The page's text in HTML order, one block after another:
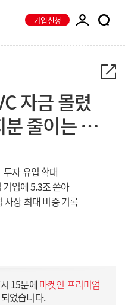
가입신청
자금 몰렸
줄이는 유
자 유입 확대
기업에 5.3조 쏟아
상 최대 비중 기록
15분에 마켓인 프리미엄
었습니다.